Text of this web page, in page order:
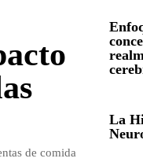
de comida
La